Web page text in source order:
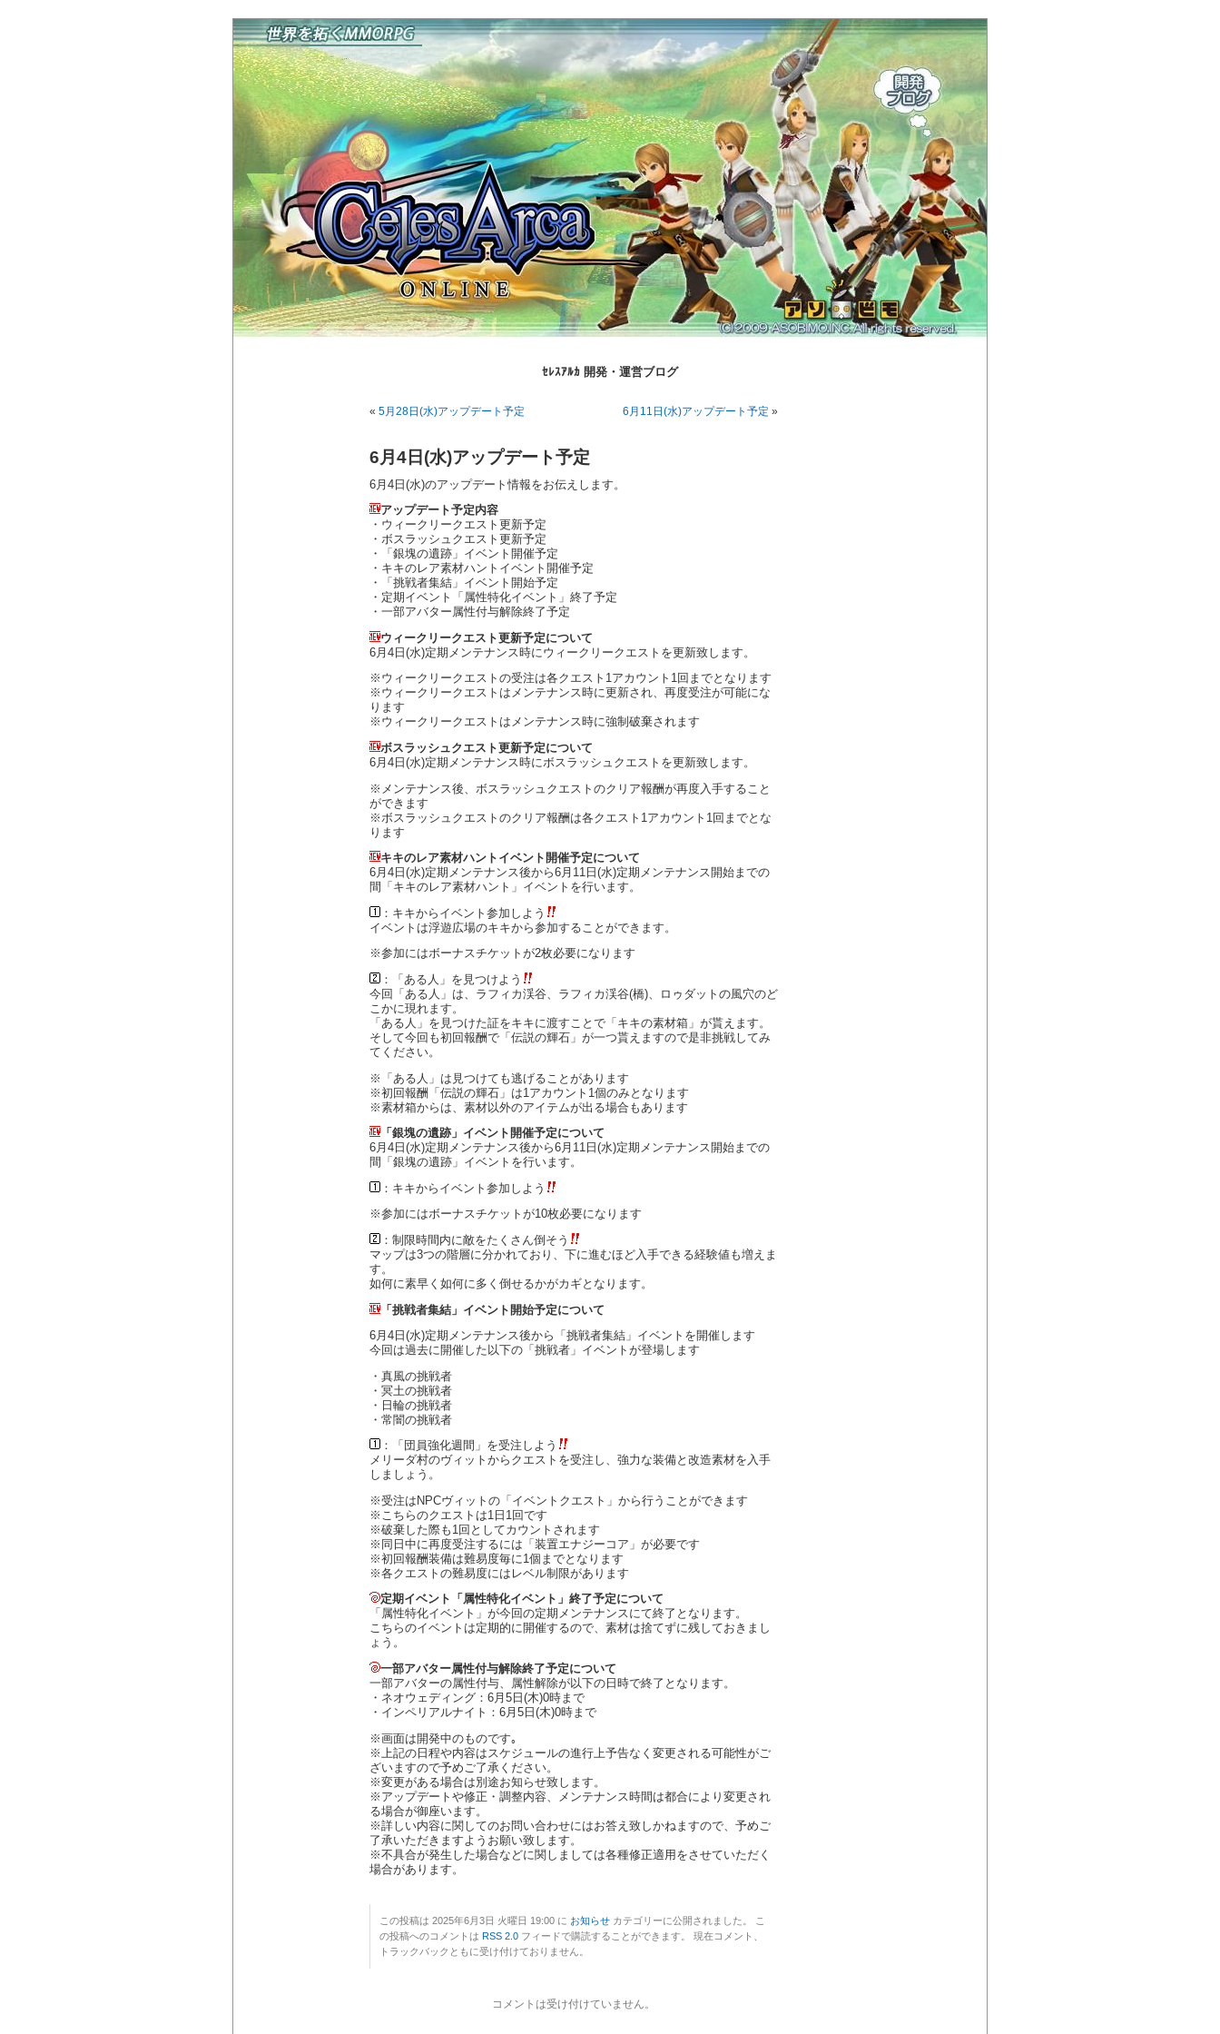
ｾﾚｽｱﾙｶ 開発・運営ブログ
« 5月28日(水)アップデート予定 6月11日(水)アップデート予定 »
6月4日(水)アップデート予定
6月4日(水)のアップデート情報をお伝えします。
アップデート予定内容
・ウィークリークエスト更新予定
・ボスラッシュクエスト更新予定
・「銀塊の遺跡」イベント開催予定
・キキのレア素材ハントイベント開催予定
・「挑戦者集結」イベント開始予定
・定期イベント「属性特化イベント」終了予定
・一部アバター属性付与解除終了予定
ウィークリークエスト更新予定について
6月4日(水)定期メンテナンス時にウィークリークエストを更新致します。
※ウィークリークエストの受注は各クエスト1アカウント1回までとなります
※ウィークリークエストはメンテナンス時に更新され、再度受注が可能にな
ります
※ウィークリークエストはメンテナンス時に強制破棄されます
ボスラッシュクエスト更新予定について
6月4日(水)定期メンテナンス時にボスラッシュクエストを更新致します。
※メンテナンス後、ボスラッシュクエストのクリア報酬が再度入手すること
ができます
※ボスラッシュクエストのクリア報酬は各クエスト1アカウント1回までとな
ります
キキのレア素材ハントイベント開催予定について
6月4日(水)定期メンテナンス後から6月11日(水)定期メンテナンス開始までの
間「キキのレア素材ハント」イベントを行います。
：キキからイベント参加しよう
イベントは浮遊広場のキキから参加することができます。
※参加にはボーナスチケットが2枚必要になります
：「ある人」を見つけよう
今回「ある人」は、ラフィカ渓谷、ラフィカ渓谷(橋)、ロゥダットの風穴のど
こかに現れます。
「ある人」を見つけた証をキキに渡すことで「キキの素材箱」が貰えます。
そして今回も初回報酬で「伝説の輝石」が一つ貰えますので是非挑戦してみ
てください。
※「ある人」は見つけても逃げることがあります
※初回報酬「伝説の輝石」は1アカウント1個のみとなります
※素材箱からは、素材以外のアイテムが出る場合もあります
「銀塊の遺跡」イベント開催予定について
6月4日(水)定期メンテナンス後から6月11日(水)定期メンテナンス開始までの
間「銀塊の遺跡」イベントを行います。
：キキからイベント参加しよう
※参加にはボーナスチケットが10枚必要になります
：制限時間内に敵をたくさん倒そう
マップは3つの階層に分かれており、下に進むほど入手できる経験値も増えま
す。
如何に素早く如何に多く倒せるかがカギとなります。
「挑戦者集結」イベント開始予定について
6月4日(水)定期メンテナンス後から「挑戦者集結」イベントを開催します
今回は過去に開催した以下の「挑戦者」イベントが登場します
・真風の挑戦者
・冥土の挑戦者
・日輪の挑戦者
・常闇の挑戦者
：「団員強化週間」を受注しよう
メリーダ村のヴィットからクエストを受注し、強力な装備と改造素材を入手
しましょう。
※受注はNPCヴィットの「イベントクエスト」から行うことができます
※こちらのクエストは1日1回です
※破棄した際も1回としてカウントされます
※同日中に再度受注するには「装置エナジーコア」が必要です
※初回報酬装備は難易度毎に1個までとなります
※各クエストの難易度にはレベル制限があります
定期イベント「属性特化イベント」終了予定について
「属性特化イベント」が今回の定期メンテナンスにて終了となります。
こちらのイベントは定期的に開催するので、素材は捨てずに残しておきまし
ょう。
一部アバター属性付与解除終了予定について
一部アバターの属性付与、属性解除が以下の日時で終了となります。
・ネオウェディング：6月5日(木)0時まで
・インペリアルナイト：6月5日(木)0時まで
※画面は開発中のものです｡
※上記の日程や内容はスケジュールの進行上予告なく変更される可能性がご
ざいますので予めご了承ください。
※変更がある場合は別途お知らせ致します。
※アップデートや修正・調整内容、メンテナンス時間は都合により変更され
る場合が御座います。
※詳しい内容に関してのお問い合わせにはお答え致しかねますので、予めご
了承いただきますようお願い致します。
※不具合が発生した場合などに関しましては各種修正適用をさせていただく
場合があります。
この投稿は 2025年6月3日 火曜日 19:00 に お知らせ カテゴリーに公開されました。 こ
の投稿へのコメントは RSS 2.0 フィードで購読することができます。 現在コメント、
トラックバックともに受け付けておりません。
コメントは受け付けていません。